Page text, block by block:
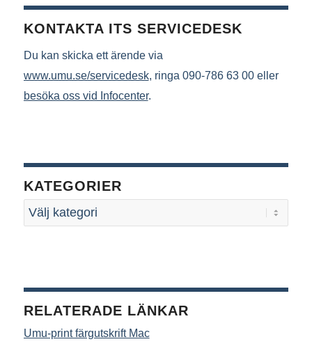
KONTAKTA ITS SERVICEDESK
Du kan skicka ett ärende via
www.umu.se/servicedesk, ringa 090-786 63 00 eller
besöka oss vid Infocenter.
KATEGORIER
RELATERADE LÄNKAR
Umu-print färgutskrift Mac